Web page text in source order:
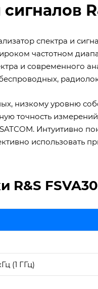
спектра и
частотном
и современного
низкому уровню
точность
Интуитивно
использовать
R&S
(1 ГГц)